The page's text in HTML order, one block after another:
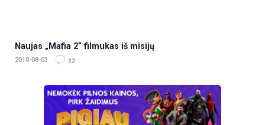
Naujas „Mafia 2“ filmukas iš misijų
2010-08-03 32